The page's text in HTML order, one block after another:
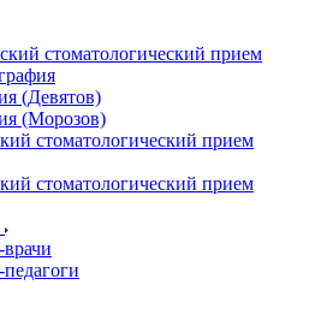
стоматологический прием
(Девятов)
(Морозов)
стоматологический прием
стоматологический прием